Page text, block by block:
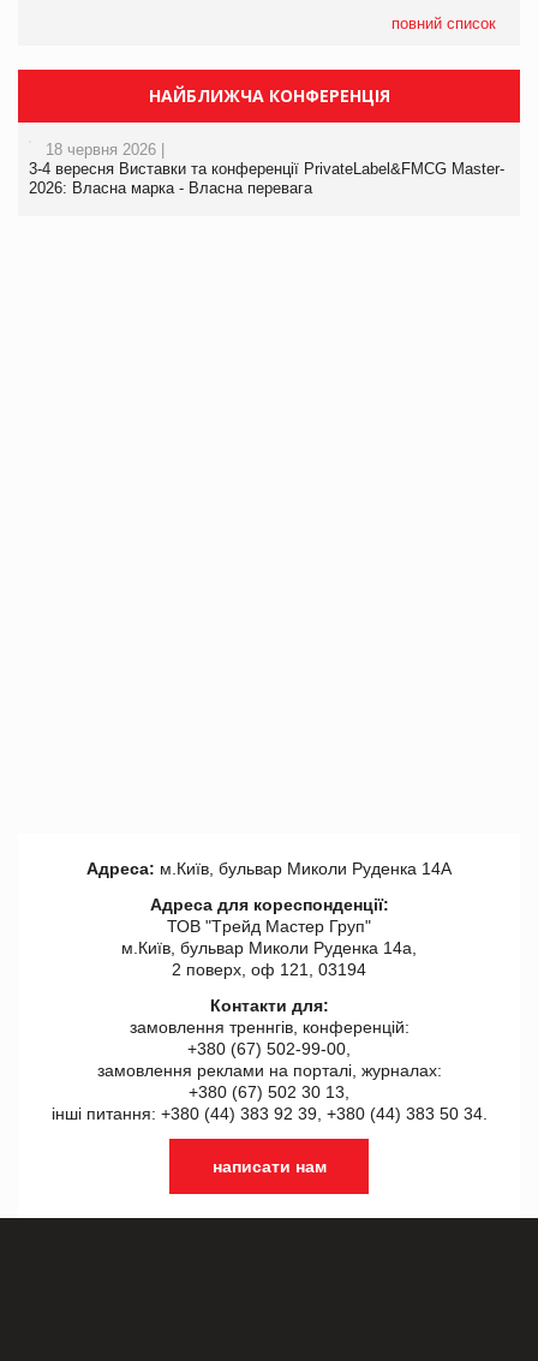
повний список
НАЙБЛИЖЧА КОНФЕРЕНЦІЯ
18 червня 2026 |
3-4 вересня Виставки та конференції PrivateLabel&FMCG Master-
2026: Власна марка - Власна перевага
Адреса: м.Київ, бульвар Миколи Руденка 14А
Адреса для кореспонденції:
ТОВ "Tрейд Мастер Груп"
м.Київ, бульвар Миколи Руденка 14а,
2 поверх, оф 121, 03194
Контакти для:
замовлення треннгів, конференцій:
+380 (67) 502-99-00,
замовлення реклами на порталі, журналах:
+380 (67) 502 30 13,
інші питання: +380 (44) 383 92 39, +380 (44) 383 50 34.
написати нам